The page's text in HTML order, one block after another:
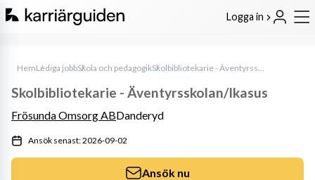
Logga in
HemLediga jobbSkola och pedagogik Skolbibliotekarie - Äventyrsskolan/Ikasus
Skolbibliotekarie - Äventyrsskolan/Ikasus
Frösunda Omsorg ABDanderyd
Ansök senast: 2026-09-02
Ansök nu